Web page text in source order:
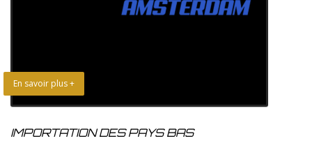
En savoir plus +
IMPORTATION DES PAYS BAS